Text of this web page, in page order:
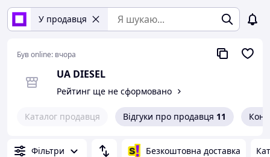
У продавця
Був online: вчора
UA DIESEL
Рейтинг ще не сформовано
Каталог продавця Відгуки про продавця 11
Фільтри Безкоштовна доставка